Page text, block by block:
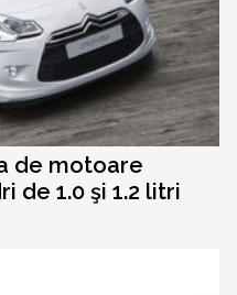
de motoare
de 1.0 şi 1.2 litri